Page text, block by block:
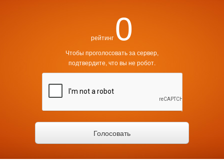
рейтинг 0
Чтобы проголосовать за сервер,
подтвердите, что вы не робот.